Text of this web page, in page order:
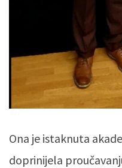
Ona je istaknuta
doprinijela